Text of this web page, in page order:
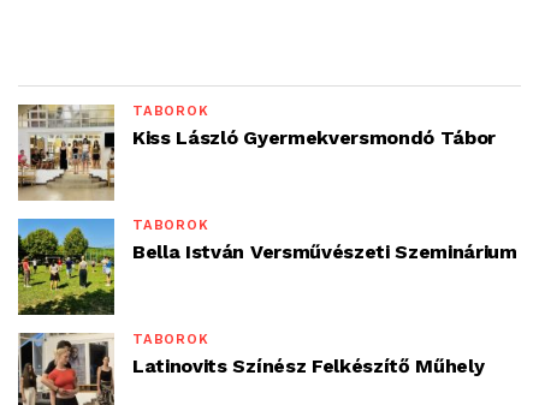
TÁBOROK
Kiss László Gyermekversmondó Tábor
TÁBOROK
Bella István Versművészeti Szeminárium
TÁBOROK
Latinovits Színész Felkészítő Műhely